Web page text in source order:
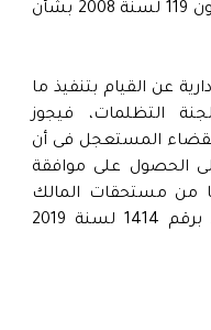
بالدقهلية طبقًا للمادة 93 من القانون 119 لسنة 2008 بشأن
عن القيام بتنفيذ ما
التظلمات، فيجوز
المستعجل فى أن
الحصول على موافقة
من مستحقات المالك
لديه"، وذلك فى الاستئناف المقيد برقم 1414 لسنة 2019